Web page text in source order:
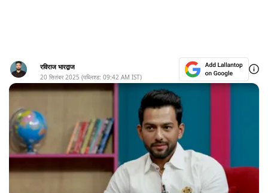
रविराज भारद्वाज
20 सितंबर 2025 (पब्लिश्ड: 09:42 AM IST)